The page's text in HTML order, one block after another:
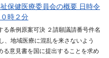
保健医療委員会の概要 日時令
時２分
条例原案可決 ２請願議請番号件名
、地域医療に混乱を来さないよう
る意見書を国に提出することを求め